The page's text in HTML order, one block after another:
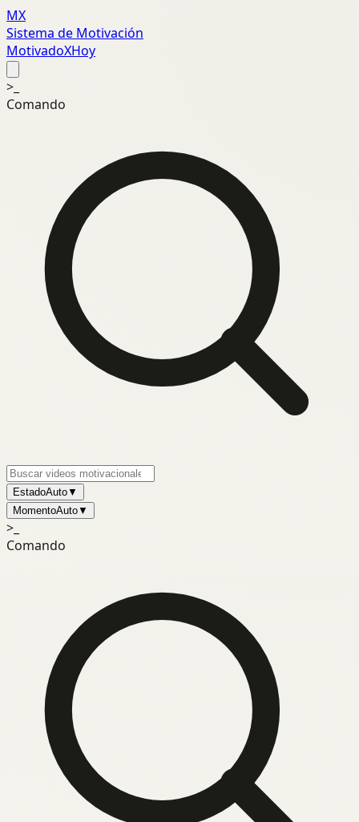
MX
Sistema de Motivación
MotivadoXHoy
>_
Comando
EstadoAuto▼
MomentoAuto▼
>_
Comando